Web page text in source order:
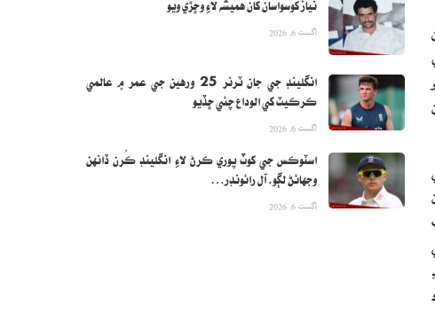
نياز کوسواسان کان هميشه لاءِ وڇڙي ويو
اگست 6, 2026
انگلينڊ جي جان ٽرنر 25 ورهين جي عمر ۾ عالمي
ڪرڪيٽ کي الوداع چئي ڇڏيو
اگست 6, 2026
اسٽوڪس جي کوٽ پوري ڪرڻ لاءِ انگلينڊ ڪُرن ڏانهن
وجهائڻ لڳو، آل رائونڊر…
اگست 6, 2026